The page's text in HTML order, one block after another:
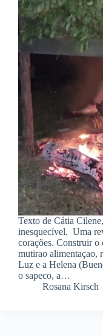
Texto de Cátia
inesquecível. Uma
corações. Construir o
mutirao alimentaçao,
Luz e a Helena
o sapeco, a…
Rosana Kirsch